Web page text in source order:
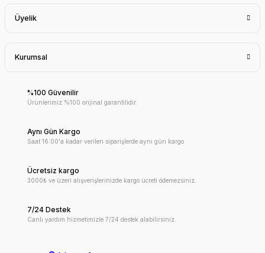
Üyelik
Kurumsal
%100 Güvenilir
Ürünlerimiz %100 orijinal garantilidir.
Aynı Gün Kargo
Saat 16:00'a kadar verilen siparişlerde aynı gün kargo
Ücretsiz kargo
3000₺ ve üzeri alışverişlerinizde kargo ücreti ödemezsiniz.
7/24 Destek
Canlı yardım hizmetimizle 7/24 destek alabilirsiniz.